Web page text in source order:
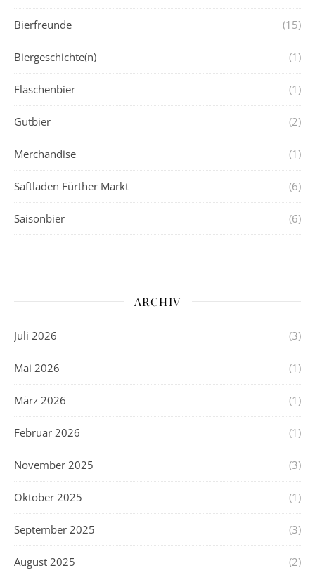
Bierfreunde (15)
Biergeschichte(n) (1)
Flaschenbier (1)
Gutbier (2)
Merchandise (1)
Saftladen Fürther Markt (6)
Saisonbier (6)
ARCHIV
Juli 2026 (3)
Mai 2026 (1)
März 2026 (1)
Februar 2026 (1)
November 2025 (3)
Oktober 2025 (1)
September 2025 (3)
August 2025 (2)